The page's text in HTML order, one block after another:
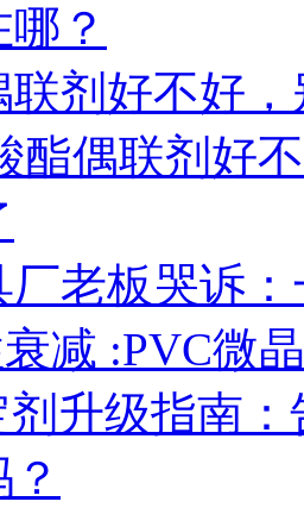
？
联剂好不好
酯偶联剂好
厂老板哭诉
衰减 :PVC微
剂升级指南